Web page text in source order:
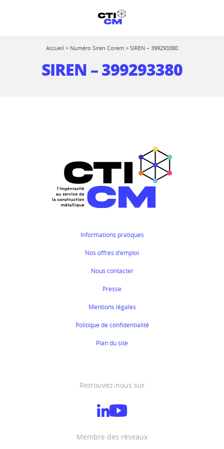
Accueil > Numéro Siren Corem > SIREN – 399293380
SIREN – 399293380
Informations pratiques
Nos offres d'emploi
Nous contacter
Presse
Mentions légales
Politique de confidentialité
Plan du site
Retrouvez-nous sur
Membre des réseaux